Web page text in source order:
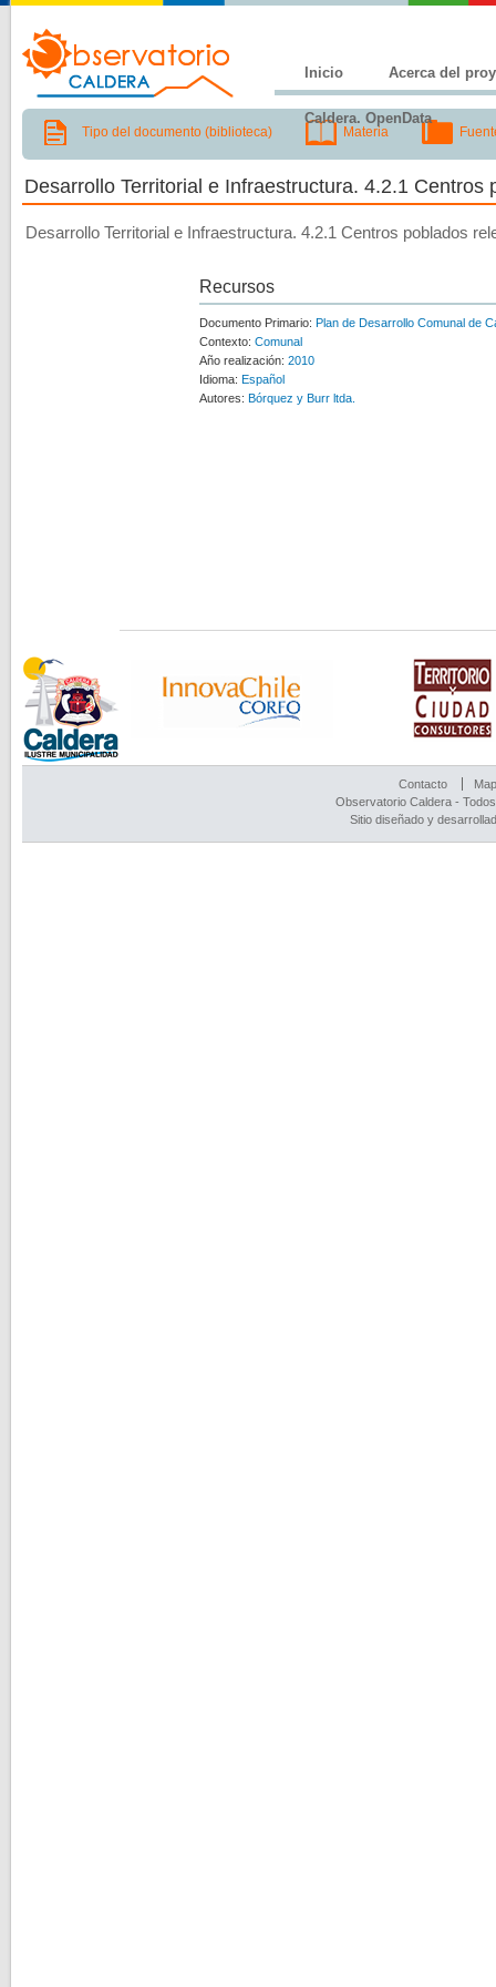
Inicio Acerca del
Caldera. OpenData
Tipo del documento (biblioteca) Materia
Desarrollo Territorial e Infraestructura. 4.2.1 Centros
Desarrollo Territorial e Infraestructura. 4.2.1 Centros poblados
Recursos
Documento Primario: Plan de Desarrollo Comunal de
Contexto: Comunal
Año realización: 2010
Idioma: Español
Autores: Bórquez y Burr ltda.
Contacto
Observatorio Caldera -
Sitio diseñado y